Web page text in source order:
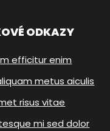
ODKAZY
efficitur enim
metus aiculis
risus vitae
mi sed dolor